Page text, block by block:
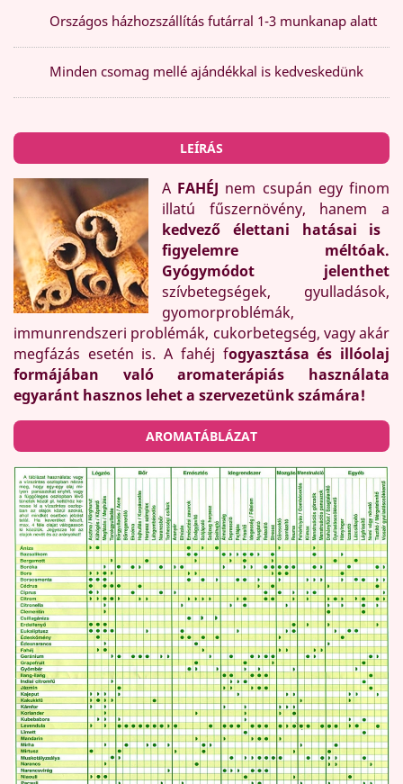
Országos házhozszállítás futárral 1-3 munkanap alatt
Minden csomag mellé ajándékkal is kedveskedünk
LEÍRÁS
A FAHÉJ nem csupán egy finom
illatú fűszernövény, hanem a
kedvező élettani hatásai is
figyelemre méltóak.
Gyógymódot jelenthet
szívbetegségek, gyulladások,
gyomorproblémák,
immunrendszeri problémák, cukorbetegség, vagy akár
megfázás esetén is. A fahéj fogyasztása és illóolaj
formájában való aromaterápiás használata
egyaránt hasznos lehet a szervezetünk számára!
AROMATÁBLÁZAT